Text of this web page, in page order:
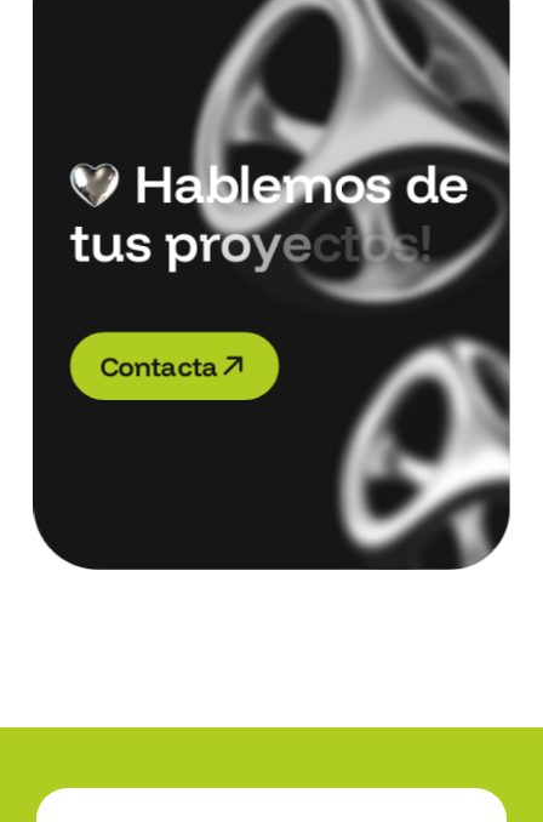
Hablemos de
tus proyectos!
Contacta
Contacta